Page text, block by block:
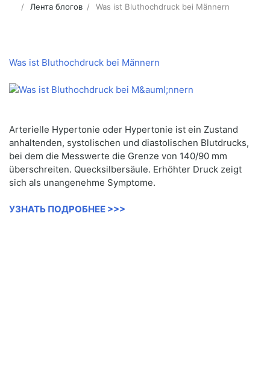
Лента блогов Was ist Bluthochdruck bei Männern
Was ist Bluthochdruck bei Männern
Arterielle Hypertonie oder Hypertonie ist ein Zustand
anhaltenden, systolischen und diastolischen Blutdrucks,
bei dem die Messwerte die Grenze von 140/90 mm
überschreiten. Quecksilbersäule. Erhöhter Druck zeigt
sich als unangenehme Symptome.
УЗНАТЬ ПОДРОБНЕЕ >>>